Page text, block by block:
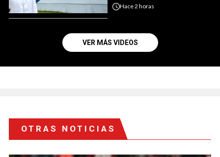
Hace2 horas
VER MÁS VIDEOS
OTRAS NOTICIAS